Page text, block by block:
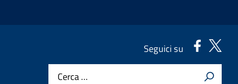
Seguici su .
Cerca …